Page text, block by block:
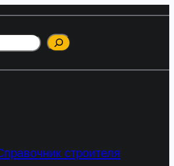
строителя